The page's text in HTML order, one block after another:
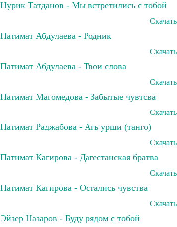
Нурик Татданов - Мы встретились с тобой
Скачать
Патимат Абдулаева - Родник
Скачать
Патимат Абдулаева - Твои слова
Скачать
Патимат Магомедова - Забытые чувтсва
Скачать
Патимат Раджабова - Агь урши (танго)
Скачать
Патимат Кагирова - Дагестанская братва
Скачать
Патимат Кагирова - Остались чувства
Скачать
Эйзер Назаров - Буду рядом с тобой